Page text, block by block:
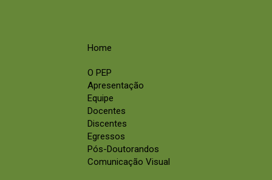
Home
O PEP
Apresentação
Equipe
Docentes
Discentes
Egressos
Pós-Doutorandos
Comunicação Visual